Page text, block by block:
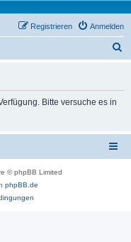
Anmelden
Registrieren
Bitte versuche es in
© phpBB Limited
phpBB.de